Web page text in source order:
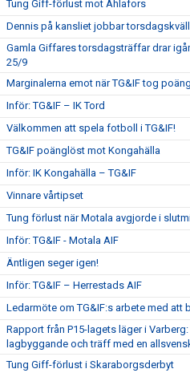
Tung Giff-förlust mot Ahlafors
Dennis på kansliet jobbar
Gamla Giffares torsdagsträffar drar
25/9
Marginalerna emot när TG&IF tog
Inför: TG&IF – IK Tord
Välkommen att spela fotboll i TG&IF!
TG&IF poänglöst mot Kongahälla
Inför: IK Kongahälla – TG&IF
Vinnare vårtipset
Tung förlust när Motala avgjorde i
Inför: TG&IF - Motala AIF
Äntligen seger igen!
Inför: TG&IF – Herrestads AIF
Ledarmöte om TG&IF:s arbete med att
Rapport från P15-lagets läger i Varberg:
lagbyggande och träff med en
Tung Giff-förlust i Skaraborgsderbyt